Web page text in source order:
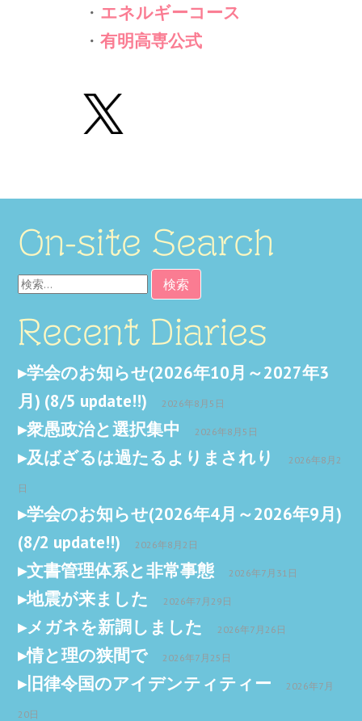
・ エネルギーコース
・有明高専公式
On-site Search
検
索:
Recent Diaries
学会のお知らせ(2026年10月～2027年3
月) (8/5 update!!)
2026年8月5日
衆愚政治と選択集中 2026年8月5日
及ばざるは過たるよりまされり 2026年8月2
日
学会のお知らせ(2026年4月～2026年9月)
(8/2 update!!)
2026年8月2日
文書管理体系と非常事態 2026年7月31日
地震が来ました 2026年7月29日
メガネを新調しました 2026年7月26日
情と理の狭間で 2026年7月25日
旧律令国のアイデンティティー 2026年7月
20日